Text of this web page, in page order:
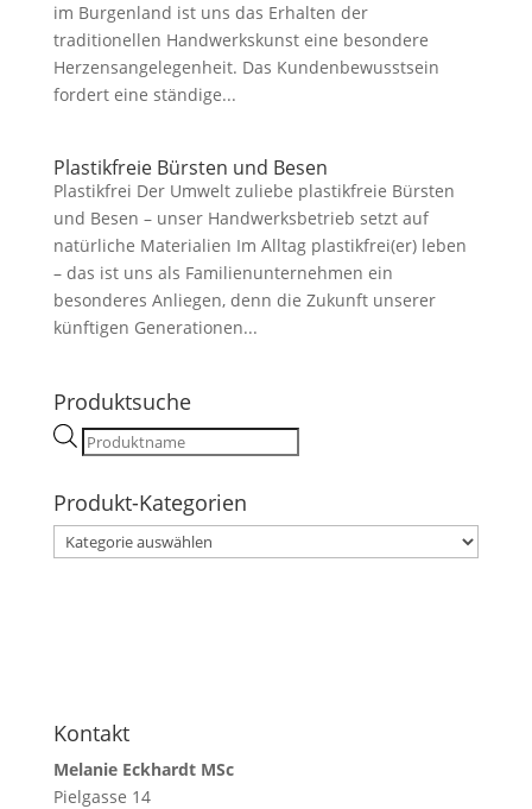
im Burgenland ist uns das Erhalten der
traditionellen Handwerkskunst eine besondere
Herzensangelegenheit. Das Kundenbewusstsein
fordert eine ständige...
Plastikfreie Bürsten und Besen
Plastikfrei Der Umwelt zuliebe plastikfreie Bürsten
und Besen – unser Handwerksbetrieb setzt auf
natürliche Materialien Im Alltag plastikfrei(er) leben
– das ist uns als Familienunternehmen ein
besonderes Anliegen, denn die Zukunft unserer
künftigen Generationen...
Produktsuche
Products
search
Produkt-Kategorien
Kontakt
Melanie Eckhardt MSc
Pielgasse 14